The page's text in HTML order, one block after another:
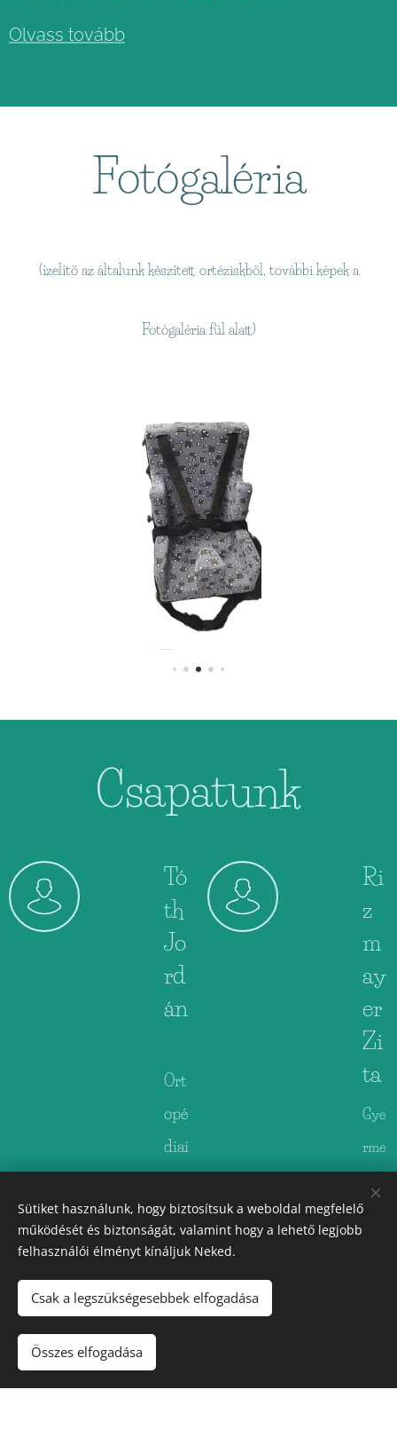
Olvass tovább
Fotógaléria
(ízelítő az általunk készített ortéziskből, további képek a
Fotógaléria fül alatt)
Csapatunk
Tó
th
Jo
rd
án
Ort
opé
diai
sze
rés
z,
Ri
z
m
ay
er
Zi
ta
Gye
rme
abili
Sütiket használunk, hogy biztosítsuk a weboldal megfelelő
működését és biztonságát, valamint hogy a lehető legjobb
felhasználói élményt kínáljuk Neked.
Csak a legszükségesebbek elfogadása
Összes elfogadása